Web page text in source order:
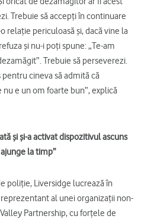
Trebuie să accepți în continuare
relație periculoasă și, dacă vine la
și nu-i poți spune: „Te-am
Trebuie să perseverezi.
cineva să admită că
nu e un om foarte bun”, explică
și și-a activat dispozitivul ascuns
la timp”
poliție, Liversidge lucrează în
al unei organizații non-
Partnership, cu forțele de